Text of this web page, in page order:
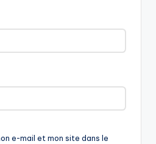
e-mail et mon site dans le